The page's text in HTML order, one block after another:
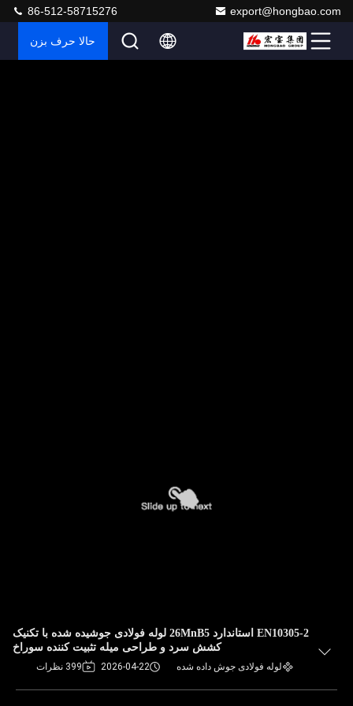
export@hongbao.com
86-512-58715276
حالا حرف بزن
EN10305-2 استاندارد 26MnB5 لوله فولادی جوشیده شده با تکنیک
کشش سرد و طراحی میله تثبیت کننده سوراخ
لوله فولادی جوش داده شده 2026-04-22 399 نظرات